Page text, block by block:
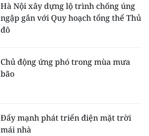
Hà Nội xây dựng lộ trình chống úng
ngập gắn với Quy hoạch tổng thể Thủ
đô
Chủ động ứng phó trong mùa mưa
bão
Đẩy mạnh phát triển điện mặt trời
mái nhà